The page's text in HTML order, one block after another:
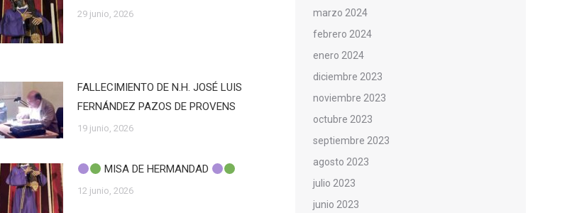
29 junio, 2026
FALLECIMIENTO DE N.H. JOSÉ LUIS
FERNÁNDEZ PAZOS DE PROVENS
19 junio, 2026
MISA DE HERMANDAD
12 junio, 2026
marzo 2024
febrero 2024
enero 2024
diciembre 2023
noviembre 2023
octubre 2023
septiembre 2023
agosto 2023
julio 2023
junio 2023